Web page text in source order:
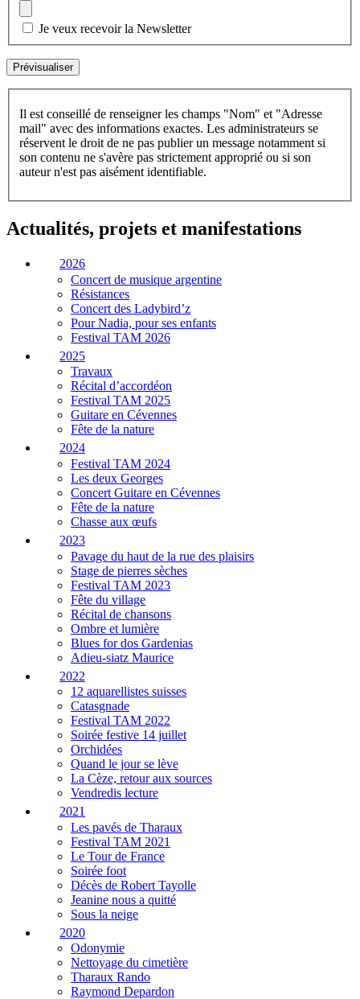
Je veux recevoir la Newsletter
Il est conseillé de renseigner les champs "Nom" et "Adresse
mail" avec des informations exactes. Les administrateurs se
réservent le droit de ne pas publier un message notamment si
son contenu ne s'avère pas strictement approprié ou si son
auteur n'est pas aisément identifiable.
Actualités, projets et manifestations
2026
Concert de musique argentine
Résistances
Concert des Ladybird’z
Pour Nadia, pour ses enfants
Festival TAM 2026
2025
Travaux
Récital d’accordéon
Festival TAM 2025
Guitare en Cévennes
Fête de la nature
2024
Festival TAM 2024
Les deux Georges
Concert Guitare en Cévennes
Fête de la nature
Chasse aux œufs
2023
Pavage du haut de la rue des plaisirs
Stage de pierres sèches
Festival TAM 2023
Fête du village
Récital de chansons
Ombre et lumière
Blues for dos Gardenias
Adieu-siatz Maurice
2022
12 aquarellistes suisses
Catasgnade
Festival TAM 2022
Soirée festive 14 juillet
Orchidées
Quand le jour se lève
La Cèze, retour aux sources
Vendredis lecture
2021
Les pavés de Tharaux
Festival TAM 2021
Le Tour de France
Soirée foot
Décès de Robert Tayolle
Jeanine nous a quitté
Sous la neige
2020
Odonymie
Nettoyage du cimetière
Tharaux Rando
Raymond Depardon